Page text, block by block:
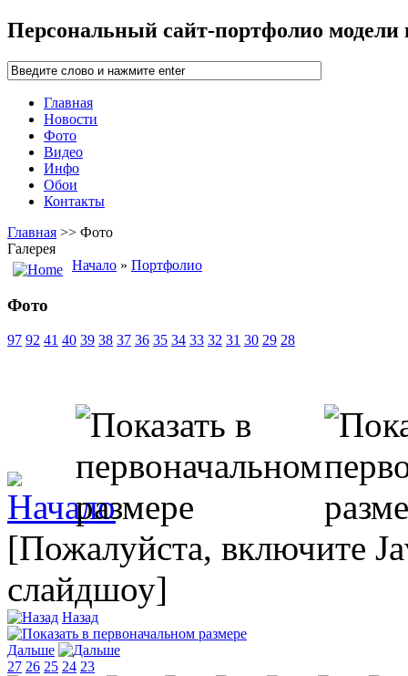
Персональный сайт-портфолио
Главная
Новости
Фото
Видео
Инфо
Обои
Контакты
Главная >> Фото
Галерея
Начало » Портфолио
Фото
97 92 41 40 39 38 37 36 35 34 33 32 31 30 29 28
[Пожалуйста, включите
слайдшоу]
Назад
Дальше
27 26 25 24 23